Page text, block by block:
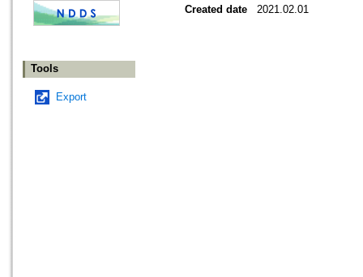
Tools
Export
Created date
2021.02.01